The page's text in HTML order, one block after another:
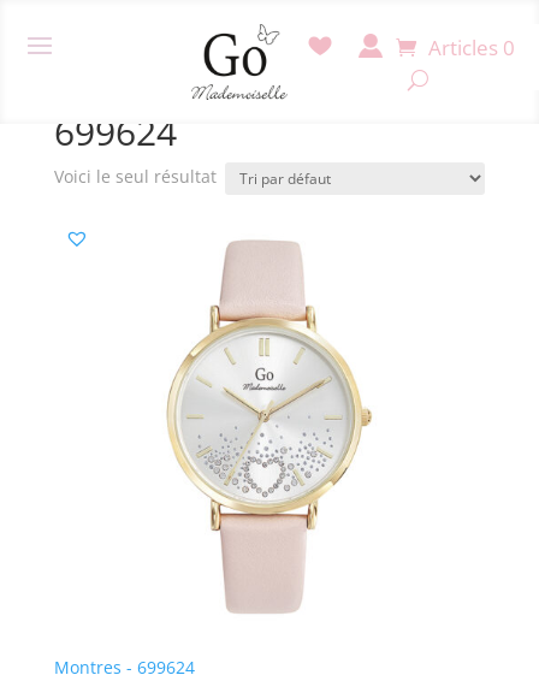
Articles 0
/ Produit Référence / 699624
699624
Voici le seul résultat
Montres - 699624